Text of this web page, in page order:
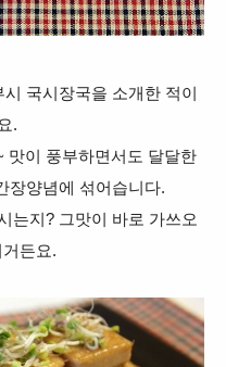
국시장국을 소개한 적이
.
맛이 풍부하면서도 달달한
장양념에 섞어습니다.
는지? 그맛이 바로 가쓰오
든요.